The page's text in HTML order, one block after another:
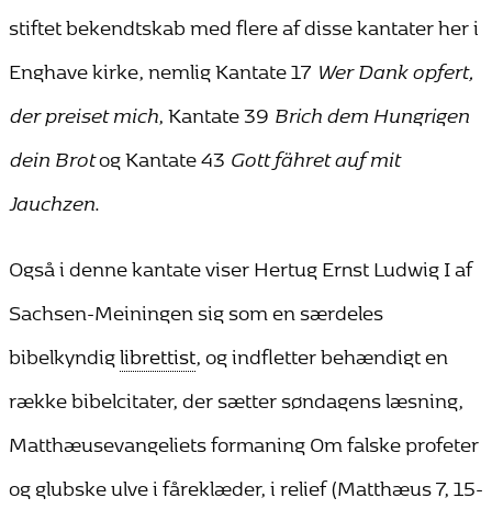
stiftet bekendtskab med flere af disse kantater her i
Enghave kirke, nemlig Kantate 17 Wer Dank opfert,
der preiset mich, Kantate 39 Brich dem Hungrigen
dein Brotog Kantate 43 Gott fähret auf mit
Jauchzen.
Også i denne kantate viser Hertug Ernst Ludwig I af
Sachsen-Meiningen sig som en særdeles
bibelkyndiglibrettist, og indfletter behændigt en
række bibelcitater, der sætter søndagens læsning,
Matthæusevangeliets formaning Om falske profeter
og glubske ulve i fåreklæder, i relief (Matthæus 7, 15-